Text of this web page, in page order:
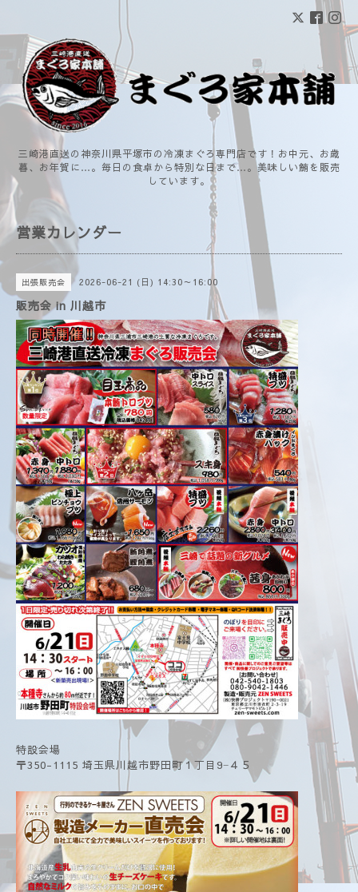
三崎港直送の神奈川県平塚市の冷凍まぐろ専門店です！お中元、お歳
暮、お年賀に…。毎日の食卓から特別な日まで…。美味しい鮪を販売
しています。
営業カレンダー
出張販売会 2026-06-21 (日) 14:30～16:00
販売会 in 川越市
特設会場
〒350-1115 埼玉県川越市野田町１丁目9−４５